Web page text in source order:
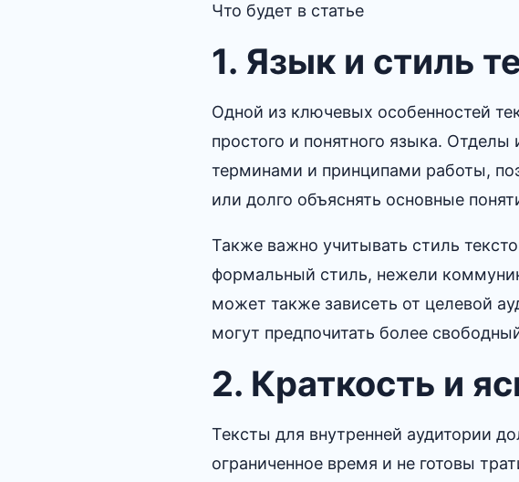
Что будет в статье
1.​ Язык и стиль
Одной из ключевых особенностей
простого и понятного языка.​
терминами и принципами работы,
или долго объяснять основные
Также важно учитывать стиль
формальный стиль, нежели
может также зависеть от целевой
могут предпочитать более
2.​ Краткость и
Тексты для внутренней аудитории
ограниченное время и не готовы